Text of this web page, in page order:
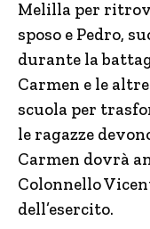
Melilla per
sposo e Pedro,
durante la
Carmen e le
scuola per
le ragazze
Carmen dovrà
Colonnello
dell’esercito.